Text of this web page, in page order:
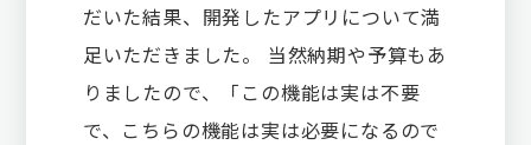
だいた結果、開発したアプリについて満
足いただきました。 当然納期や予算もあ
りましたので、「この機能は実は不要
で、こちらの機能は実は必要になるので